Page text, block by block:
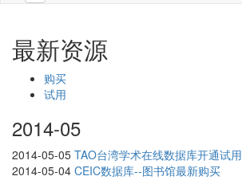
最新资源
购买
试用
2014-05
2014-05-05 TAO台湾学术在线数据库开通试用
2014-05-04 CEIC数据库--图书馆最新购买